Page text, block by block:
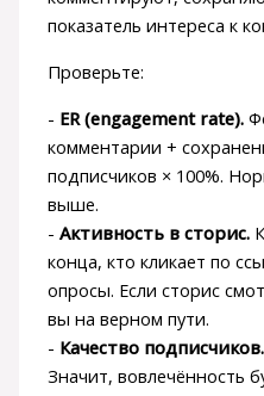
показатель интереса к
Проверьте:
- ER (engagement rate).
комментарии +
подписчиков × 100%.
выше.
- Активность в сторис.
конца, кто кликает по
опросы. Если сторис
вы на верном пути.
- Качество подписчиков.
Значит, вовлечённость